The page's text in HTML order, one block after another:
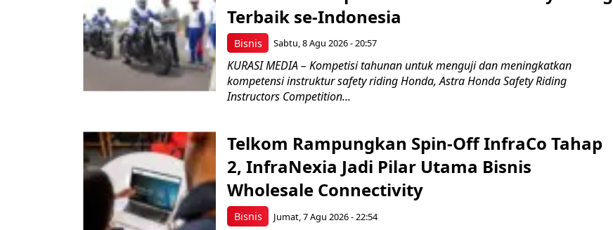
Bisnis
Terbaik se-Indonesia
Sabtu, 8 Agu 2026 - 20:57
KURASI MEDIA – Kompetisi tahunan untuk menguji dan meningkatkan
kompetensi instruktur safety riding Honda, Astra Honda Safety Riding
Instructors Competition...
Bisnis
Telkom Rampungkan Spin-Off InfraCo Tahap
2, InfraNexia Jadi Pilar Utama Bisnis
Wholesale Connectivity
Jumat, 7 Agu 2026 - 22:54